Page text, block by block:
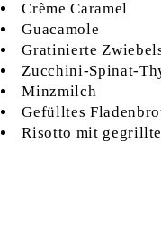
Crème Caramel
Guacamole
Gratinierte
Zucchini-Spinat-
Minzmilch
Gefülltes
Risotto mit